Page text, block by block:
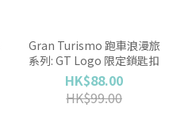
Gran Turismo 跑車浪漫旅
系列: GT Logo 限定鎖匙扣
HK$88.00
HK$99.00